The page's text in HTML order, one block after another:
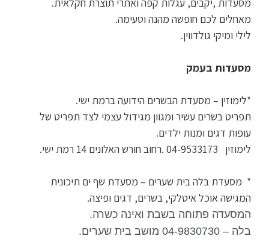
מאחלים לכם חופשה מהנה וטעימה.
לילי ומיקי גולדווין.
מסעדות בעמק
*לימוזין – מסעדת הבשרים הידועה ברמת ישי.
תפריט בשרים עשיר ומגוון מגידול עצמי לצד תפריט של
עופות דגים ומנות ילדים.
לימוזין 04-9533173 .רחוב חורש האלונים 14 רמת ישי.
* מסעדת בלה בית שערים – מסעדת שף ים תיכונית
המגישה אוכל איטלקי, בשרים, דגים ופיצה.
המסעדה פתוחה בשבת ואינה כשרה.
בלה – 04-9830730 מושב בית שערים.